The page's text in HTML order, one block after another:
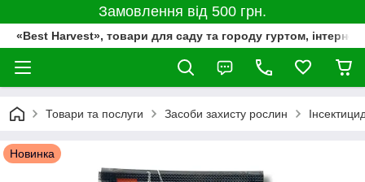
Замовлення від 500 грн.
«Best Harvest», товари для саду та городу гуртом,
Товари та послуги Засоби захисту рослин
Новинка